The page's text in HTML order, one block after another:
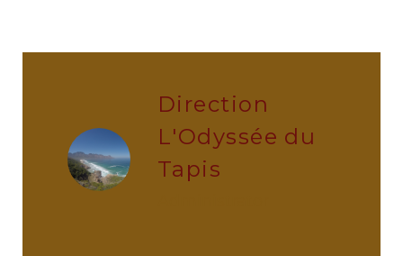
Direction
L'Odyssée du
Tapis